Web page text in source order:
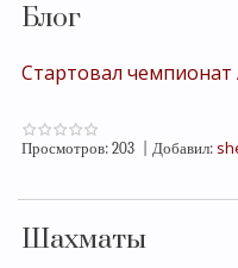
Блог
Стартовал
Просмотров: 203 Добавил:
Шахматы